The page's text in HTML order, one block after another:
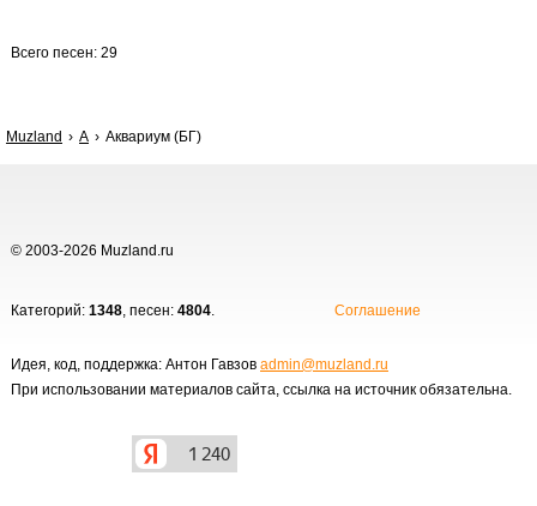
Всего песен: 29
Muzland А Аквариум (БГ)
© 2003-2026 Muzland.ru
Категорий: 1348, песен: 4804. Соглашение
Идея, код, поддержка: Антон Гавзов admin@muzland.ru
При использовании материалов сайта, ссылка на источник обязательна.